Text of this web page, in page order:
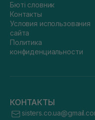
Бюті словник
Контакты
Условия использования
сайта
Политика
конфиденциальности
КОНТАКТЫ